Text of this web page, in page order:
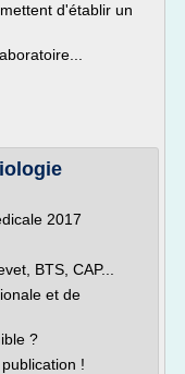
d'établir un
2017
BTS, CAP...
et de
?
!